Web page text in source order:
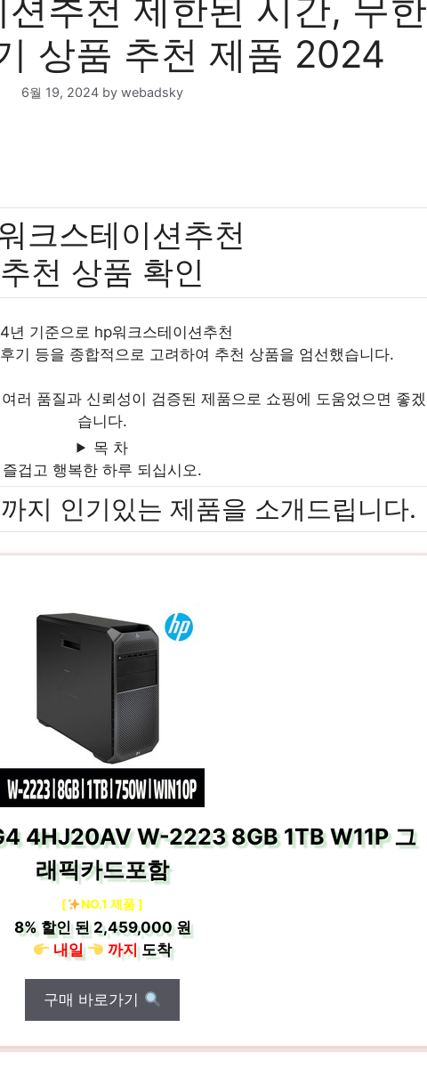
추천 제한된 시간, 무한
상품 추천 제품 2024
6월 19, 2024 by webadsky
크스테이션추천
추천 상품 확인
년 기준으로 hp워크스테이션추천
기 등을 종합적으로 고려하여 추천 상품을 엄선했습니다.
러 품질과 신뢰성이 검증된 제품으로 쇼핑에 도움었으면 좋겠
습니다.
목 차
즐겁고 행복한 하루 되십시오.
지 인기있는 제품을 소개드립니다.
4HJ20AV W-2223 8GB 1TB W11P 그
래픽카드포함
[ NO.1 제품 ]
8%할인 된2,459,000 원
내일
까지도착
구매 바로가기